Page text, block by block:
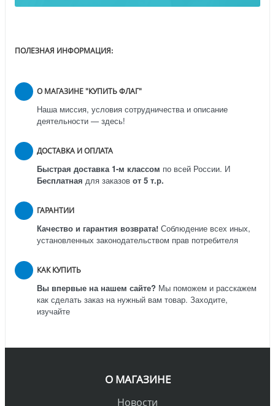
ПОЛЕЗНАЯ ИНФОРМАЦИЯ:
О МАГАЗИНЕ "КУПИТЬ ФЛАГ"
Наша миссия, условия сотрудничества и описание
деятельности — здесь!
ДОСТАВКА И ОПЛАТА
Быстрая доставка 1-м классом по всей России. И
Бесплатная для заказов от 5 т.р.
ГАРАНТИИ
Качество и гарантия возврата! Соблюдение всех иных,
установленных законодательством прав потребителя
КАК КУПИТЬ
Вы впервые на нашем сайте? Мы поможем и расскажем
как сделать заказ на нужный вам товар. Заходите,
изучайте
О МАГАЗИНЕ
Новости